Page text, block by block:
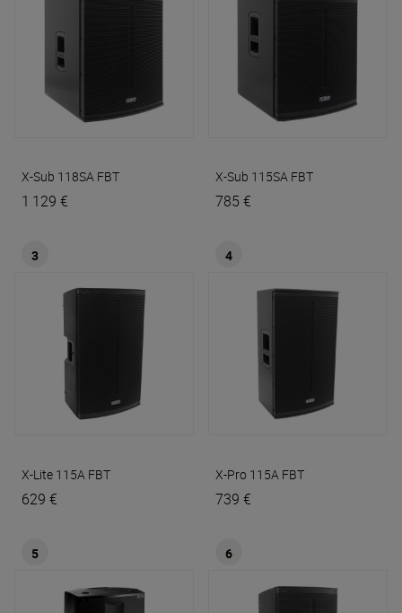
X-Sub 118SA FBT
1 129 €
X-Sub 115SA FBT
785 €
3
X-Lite 115A FBT
629 €
4
X-Pro 115A FBT
739 €
5 6